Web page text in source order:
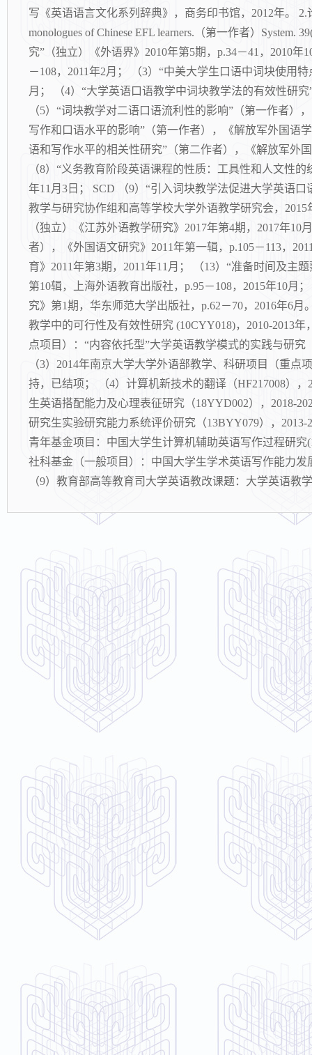
写《英语语言文化系列辞典》，商务印书馆，2012年。 2.
monologues of Chinese EFL learners.（第一作者）
究”（独立）《外语界》2010年第5期，p.34－41，2010
－108，2011年2月； （3）“中美大学生口语中词块使用
月； （4）“大学英语口语教学中词块教学法的有效性研
（5）“词块教学对二语口语流利性的影响”（第一作者）
写作和口语水平的影响”（第一作者），《解放军外国语
语和写作水平的相关性研究”（第二作者），《解放军外
（8）“义务教育阶段英语课程的性质：工具性和人文性
年11月3日； SCD （9）“引入词块教学法促进大学英语
教学与研究协作组和高等学校大学外语教学研究会，
（独立）《江苏外语教学研究》2017年第4期，2017年
者），《外国语文研究》2011年第一辑，p.105－113，
育》2011年第3期，2011年11月； （13）“准备时间及
第10辑，上海外语教育出版社，p.95－108，2015年10月
究》第1期，华东师范大学出版社，p.62－70，2016年6
教学中的可行性及有效性研究 (10CYY018)，2010-2013
点项目）：“内容依托型”大学英语教学模式的实践与研究
（3）2014年南京大学大学外语部教学、科研项目（重
持，已结项； （4）计算机新技术的翻译（HF217008）
生英语搭配能力及心理表征研究（18YYD002），2018-
研究生实验研究能力系统评价研究（13BYY079），
青年基金项目：中国大学生计算机辅助英语写作过程研究
社科基金（一般项目）：中国大学生学术英语写作能力
（9）教育部高等教育司大学英语教改课题：大学英语教